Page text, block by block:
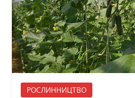
РОСЛИННИЦТВО